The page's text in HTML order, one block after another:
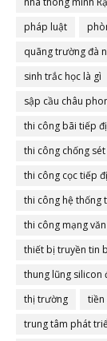
pháp luật
quãng trường đà
sinh trắc học là gì
sập cầu châu
thi công bãi tiếp
thi công chống
thi công cọc tiếp
thi công hệ thống
thi công mạng
thiết bị truyền tin
thung lũng silicon
thị trường
tiền
trung tâm phát